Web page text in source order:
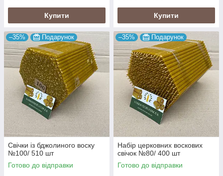
Купити Купити
–35% Подарунок
Свічки із бджолиного воску
№100/ 510 шт
Готово до відправки
–35% Подарунок
Набір церковних воскових
свічок №80/ 400 шт
Готово до відправки